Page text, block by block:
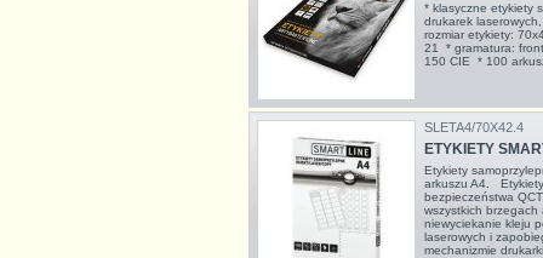
* klasyczne etykiety
drukarek
rozmiar etykiety:
21 * gramatura:
150 CIE * 100
SLETA4/70X42.4
ETYKIETY
Etykiety
arkuszu A4.
bezpieczeństwa
wszystkich brzegach
niewyciekanie kleju
laserowych i
mechanizmie